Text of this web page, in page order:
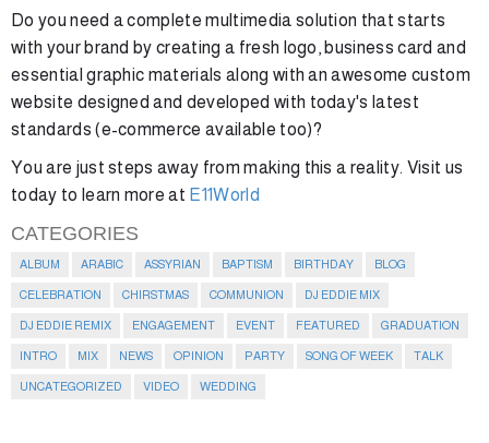
Do you need a complete multimedia solution that starts
with your brand by creating a fresh logo, business card and
essential graphic materials along with an awesome custom
website designed and developed with today's latest
standards (e-commerce available too)?
You are just steps away from making this a reality. Visit us
today to learn more at E11World
CATEGORIES
ALBUM ARABIC ASSYRIAN BAPTISM BIRTHDAY BLOG
CELEBRATION CHIRSTMAS COMMUNION DJ EDDIE MIX
DJ EDDIE REMIX ENGAGEMENT EVENT FEATURED GRADUATION
INTRO MIX NEWS OPINION PARTY SONG OF WEEK TALK
UNCATEGORIZED VIDEO WEDDING